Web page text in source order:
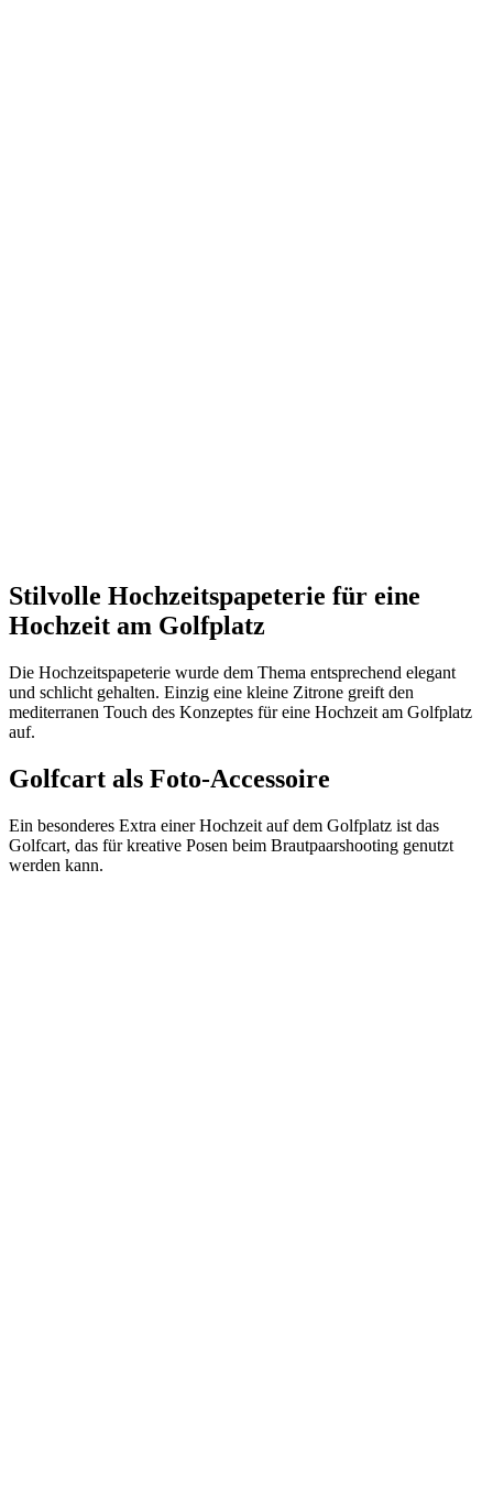
Stilvolle Hochzeitspapeterie für eine
Hochzeit am Golfplatz
Die Hochzeitspapeterie wurde dem Thema entsprechend elegant
und schlicht gehalten. Einzig eine kleine Zitrone greift den
mediterranen Touch des Konzeptes für eine Hochzeit am Golfplatz
auf.
Golfcart als Foto-Accessoire
Ein besonderes Extra einer Hochzeit auf dem Golfplatz ist das
Golfcart, das für kreative Posen beim Brautpaarshooting genutzt
werden kann.